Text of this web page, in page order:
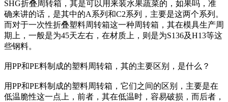
SHG折叠周转箱，其是可以用来装水果蔬菜的，如果吗，准
确来讲的话，是其中的A系列和C2系列，主要是这两个系列。
而对于一次性折叠塑料周转箱这一种周转箱，其在模具生产周
期上，一般是为45天左右，在材质上，则是为S136及H13等这
些钢料。
用PP和PE料制成的塑料周转箱，其的主要区别，是什么？
用PP和PE料制成的塑料周转箱，它们之间的区别，主要是在
低温脆性这一点上，前者，其在低温时，容易破损，而后者，